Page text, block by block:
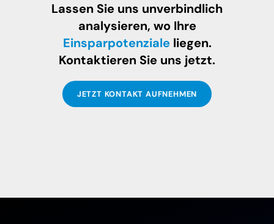
Lassen Sie uns unverbindlich
analysieren, wo Ihre
Einsparpotenziale liegen.
Kontaktieren Sie uns jetzt.
JETZT KONTAKT AUFNEHMEN